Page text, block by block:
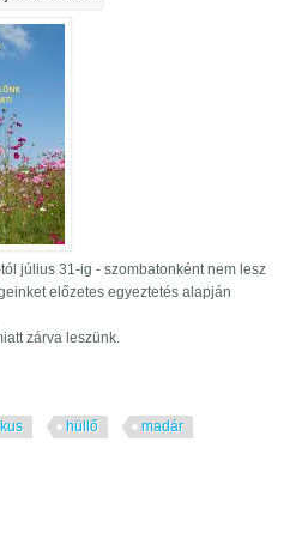
július 31-ig - szombatonként nem lesz
előzetes egyeztetés alapján
zárva leszünk.
hüllő
madár